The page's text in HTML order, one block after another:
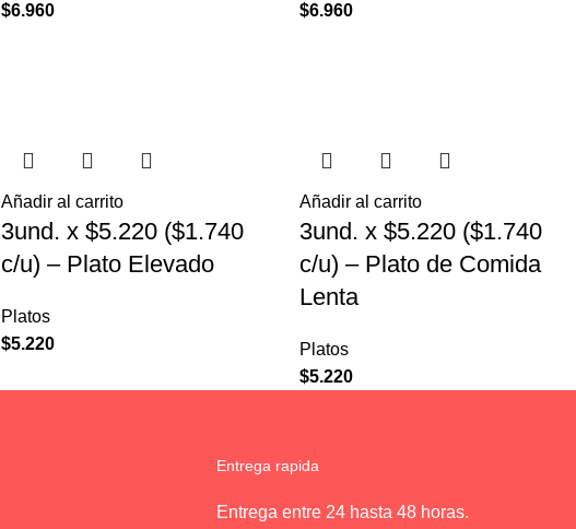
$6.960
$6.960
Añadir al carrito
3und. x $5.220 ($1.740
c/u) – Plato Elevado
Platos
$5.220
Añadir al carrito
3und. x $5.220 ($1.740
c/u) – Plato de Comida
Lenta
Platos
$5.220
Entrega rapida
Entrega entre 24 hasta 48 horas.